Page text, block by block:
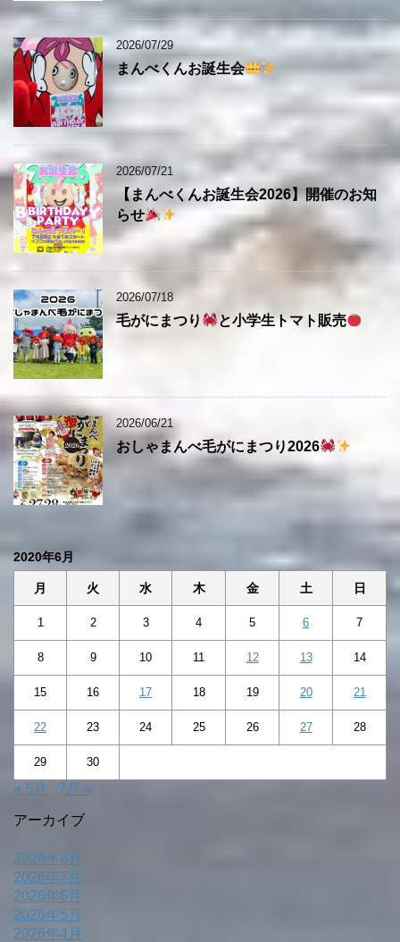
2026/07/29
まんべくんお誕生会
2026/07/21
【まんべくんお誕生会2026】開催のお知
らせ
2026/07/18
毛がにまつり と小学生トマト販売
2026/06/21
おしゃまんべ毛がにまつり2026
2020年6月
月 火 水 木 金 土 日
1 2 3 4 5 6 7
8 9 10 11 12 13 14
15 16 17 18 19 20 21
22 23 24 25 26 27 28
29 30
« 5月 7月 »
アーカイブ
2026年8月
2026年7月
2026年6月
2026年5月
2026年4月